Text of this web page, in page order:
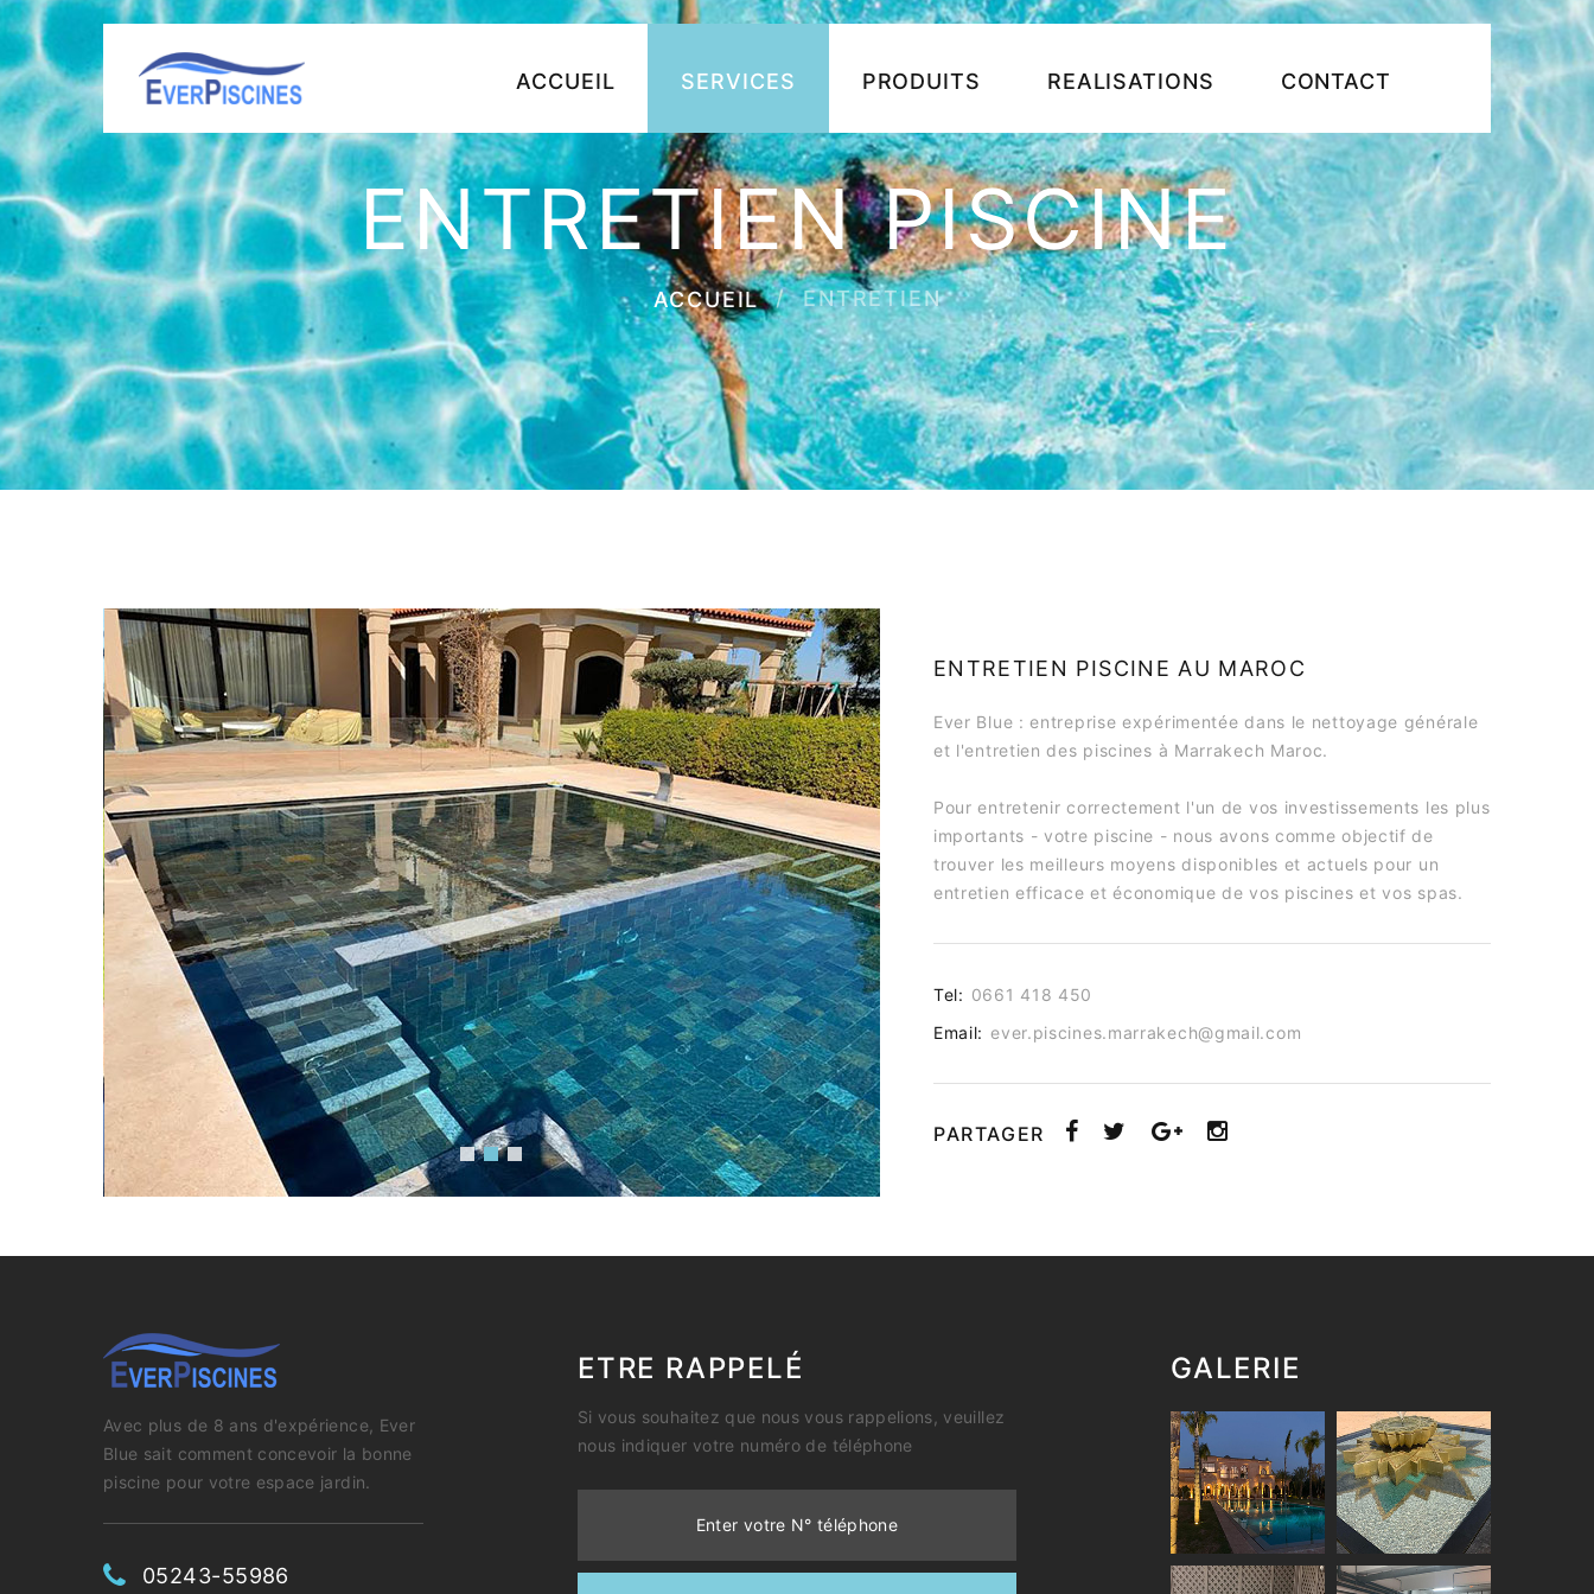
ACCUEIL SERVICES PRODUITS REALISATIONS CONTACT
ENTRETIEN PISCINE
ACCUEIL ENTRETIEN
ENTRETIEN PISCINE AU MAROC
Ever Blue : entreprise expérimentée dans le nettoyage générale
et l'entretien des piscines à Marrakech Maroc.
Pour entretenir correctement l'un de vos investissements les plus
importants - votre piscine - nous avons comme objectif de
trouver les meilleurs moyens disponibles et actuels pour un
entretien efficace et économique de vos piscines et vos spas.
Tel: 0661 418 450
Email: ever.piscines.marrakech@gmail.com
PARTAGER
Avec plus de 8 ans d'expérience, Ever
Blue sait comment concevoir la bonne
piscine pour votre espace jardin.
05243-55986
ETRE RAPPELÉ
Si vous souhaitez que nous vous rappelions, veuillez
nous indiquer votre numéro de téléphone
Enter votre N° téléphone
GALERIE